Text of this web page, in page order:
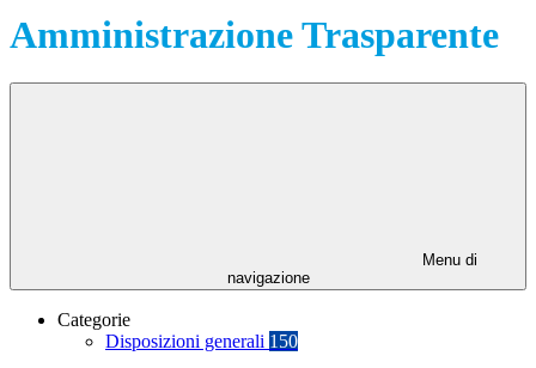
Amministrazione Trasparente
Menu di
navigazione
Categorie
Disposizioni generali 150